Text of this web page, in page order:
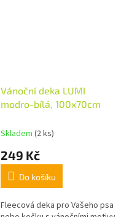
Vánoční deka LUMI
modro-bílá, 100x70cm
Skladem (2 ks)
249 Kč
Do košíku
Fleecová deka pro Vašeho psa